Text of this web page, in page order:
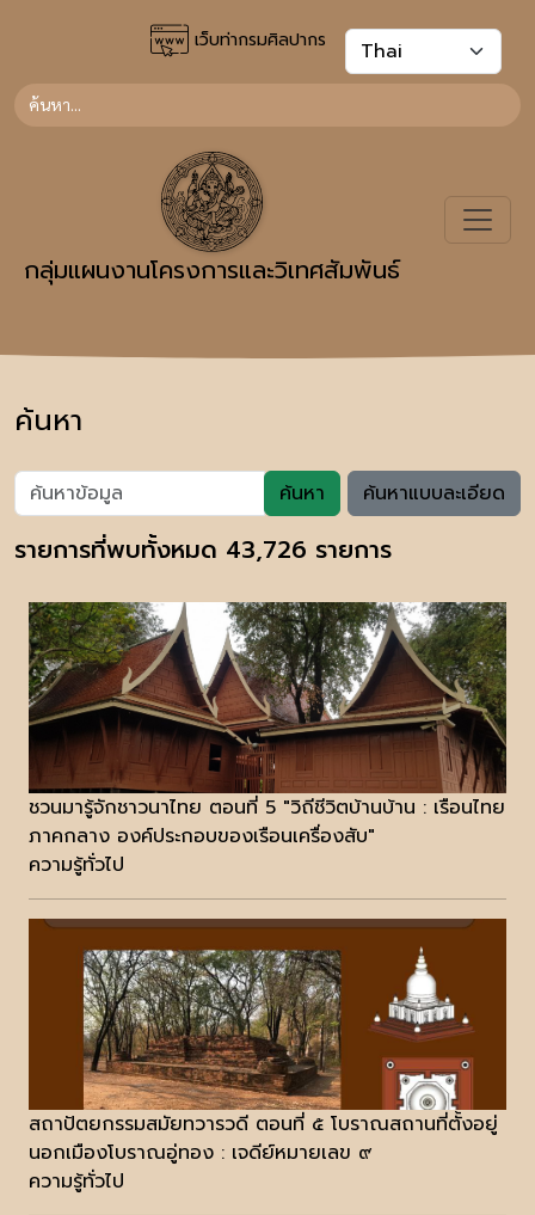
เว็บท่ากรมศิลปากร
กลุ่มแผนงานโครงการและวิเทศสัมพันธ์
ค้นหา
ค้นหา ค้นหาแบบละเอียด
รายการที่พบทั้งหมด 43,726 รายการ
ชวนมารู้จักชาวนาไทย ตอนที่ 5 "วิถีชีวิตบ้านบ้าน : เรือนไทย
ภาคกลาง องค์ประกอบของเรือนเครื่องสับ"
ความรู้ทั่วไป
สถาปัตยกรรมสมัยทวารวดี ตอนที่ ๕ โบราณสถานที่ตั้งอยู่
นอกเมืองโบราณอู่ทอง : เจดีย์หมายเลข ๙
ความรู้ทั่วไป